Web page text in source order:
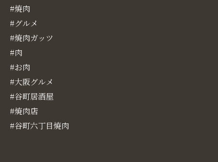
#焼肉
#グルメ
#焼肉ガッツ
#肉
#お肉
#大阪グルメ
#谷町居酒屋
#焼肉店
#谷町六丁目焼肉